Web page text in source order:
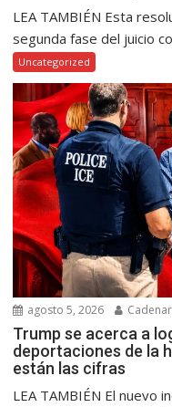
LEA TAMBIÉN Esta
segunda fase del juicio
Uncategorized
agosto 5, 2026
Trump se acerca a
deportaciones de la
están las cifras
LEA TAMBIÉN El nuevo